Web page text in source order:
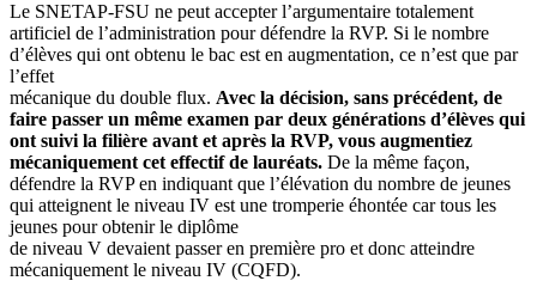
Le SNETAP-FSU ne peut accepter l’argumentaire totalement
artificiel de l’administration pour défendre la RVP. Si le nombre
d’élèves qui ont obtenu le bac est en augmentation, ce n’est que par
l’effet
mécanique du double flux. Avec la décision, sans précédent, de
faire passer un même examen par deux générations d’élèves qui
ont suivi la filière avant et après la RVP, vous augmentiez
mécaniquement cet effectif de lauréats. De la même façon,
défendre la RVP en indiquant que l’élévation du nombre de jeunes
qui atteignent le niveau IV est une tromperie éhontée car tous les
jeunes pour obtenir le diplôme
de niveau V devaient passer en première pro et donc atteindre
mécaniquement le niveau IV (CQFD).